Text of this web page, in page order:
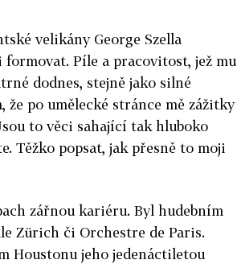
velikány George Szella
Píle a pracovitost, jež mu
dodnes, stejně jako silné
po umělecké stránce mě zážitky
to věci sahající tak hluboko
Těžko popsat, jak přesně to moji
zářnou kariéru. Byl hudebním
Zürich či Orchestre de Paris.
Houstonu jeho jedenáctiletou